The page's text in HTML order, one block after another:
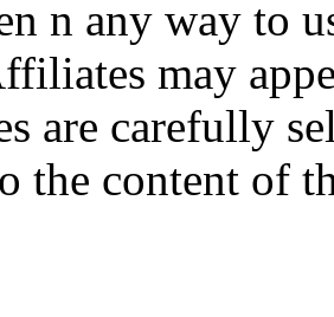
n any way to
may
are carefully
the content of